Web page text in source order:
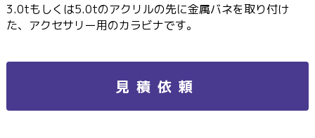
3.0tもしくは5.0tのアクリルの先に金属バネを取り付け
た、アクセサリー用のカラビナです。
見積依頼